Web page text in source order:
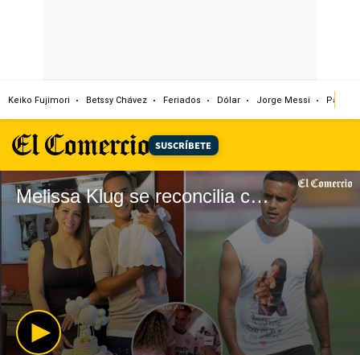
Keiko Fujimori Betssy Chávez Feriados Dólar Jorge Messi Papa
SUSCRÍBETE
Melissa Klug se reconcilia con Jesús Barco